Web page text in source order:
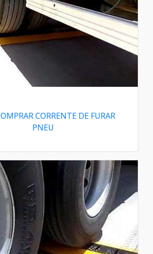
CORRENTE DE FURAR
PNEU